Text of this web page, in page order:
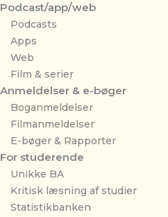
Podcast/app/web
Podcasts
Apps
Web
Film & serier
Anmeldelser & e-bøger
Boganmeldelser
Filmanmeldelser
E-bøger & Rapporter
For studerende
Unikke BA
Kritisk læsning af studier
Statistikbanken